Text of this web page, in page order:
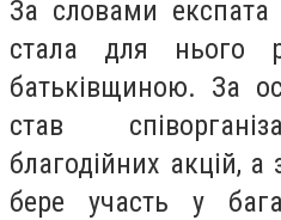
За словами
стала для нього
батьківщиною. За
став
благодійних акцій,
бере участь у